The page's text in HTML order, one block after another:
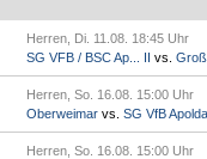
Herren, Di. 11.08. 18:45 Uhr
SG VFB / BSC Ap... II vs.
Herren, So. 16.08. 15:00 Uhr
Oberweimar vs. SG VfB Apolda
Herren, So. 16.08. 15:00 Uhr